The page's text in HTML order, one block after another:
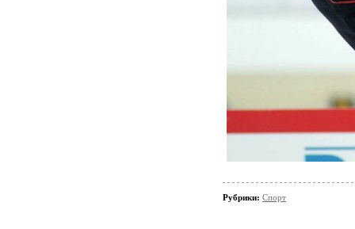
Рубрики: Спорт